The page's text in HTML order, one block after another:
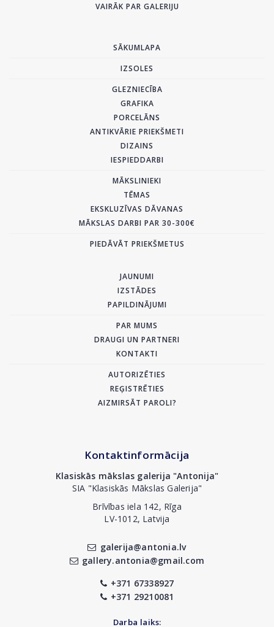
VAIRĀK PAR GALERIJU
SĀKUMLAPA
IZSOLES
GLEZNIECĪBA
GRAFIKA
PORCELĀNS
ANTIKVĀRIE PRIEKŠMETI
DIZAINS
IESPIEDDARBI
MĀKSLINIEKI
TĒMAS
EKSKLUZĪVAS DĀVANAS
MĀKSLAS DARBI PAR 30-300€
PIEDĀVĀT PRIEKŠMETUS
JAUNUMI
IZSTĀDES
PAPILDINĀJUMI
PAR MUMS
DRAUGI UN PARTNERI
KONTAKTI
AUTORIZĒTIES
REĢISTRĒTIES
AIZMIRSĀT PAROLI?
Kontaktinformācija
Klasiskās mākslas galerija "Antonija"
SIA "Klasiskās Mākslas Galerija"
Brīvības iela 142, Rīga
LV-1012, Latvija
galerija@antonia.lv
gallery.antonia@gmail.com
+371 67338927
+371 29210081
Darba laiks: